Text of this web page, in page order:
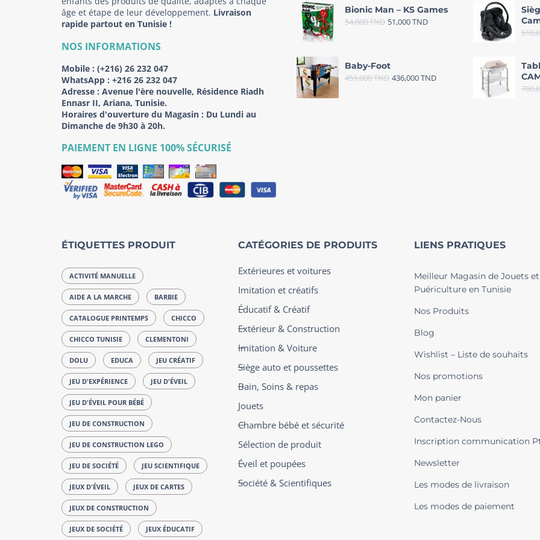
âge et étape de leur développement. Livraison
rapide partout en Tunisie !
NOS INFORMATIONS
Mobile : (+216) 26 232 047
WhatsApp : +216 26 232 047
Adresse : Avenue l'ère nouvelle, Résidence Riadh
Ennasr II, Ariana, Tunisie.
Horaires d'ouverture du Magasin : Du Lundi au
Dimanche de 9h30 à 20h.
PAIEMENT EN LIGNE 100% SÉCURISÉ
Bionic Man – KS Games
54,000TND 51,000TND
Baby-Foot
459,000TND 436,000TND
ÉTIQUETTES PRODUIT
ACTIVITÉ MANUELLE
AIDE A LA MARCHE BARBIE
CATALOGUE PRINTEMPS CHICCO
CHICCO TUNISIE CLEMENTONI
DOLU EDUCA JEU CRÉATIF
JEU D'EXPÉRIENCE JEU D'ÉVEIL
JEU D'ÉVEIL POUR BÉBÉ
JEU DE CONSTRUCTION
JEU DE CONSTRUCTION LEGO
JEU DE SOCIÉTÉ JEU SCIENTIFIQUE
JEUX D'ÉVEIL JEUX DE CARTES
JEUX DE CONSTRUCTION
JEUX DE SOCIÉTÉ JEUX ÉDUCATIF
CATÉGORIES DE PRODUITS
Extérieures et voitures
Imitation et créatifs
Éducatif & Créatif
Extérieur & Construction
Imitation & Voiture
Siège auto et poussettes
Bain, Soins & repas
Jouets
Chambre bébé et sécurité
Sélection de produit
Éveil et poupées
Société & Scientifiques
LIENS PRATIQUES
Meilleur Magasin de Jouets et
Puériculture en Tunisie
Nos Produits
Blog
Wishlist – Liste de souhaits
Nos promotions
Mon panier
Contactez-Nous
Inscription communication
Newsletter
Les modes de livraison
Les modes de paiement